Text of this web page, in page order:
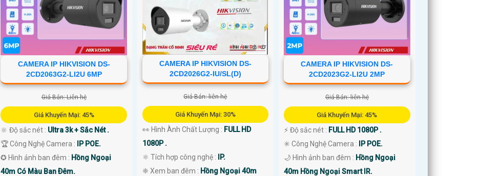
CAMERA IP HIKVISION DS-
2CD2063G2-LI2U 6MP
Giá Bán: Liên hệ
Giá Khuyến Mại: 45%
🔆 Độ sắc nét : Ultra 3k + Sắc Nét .
🏆 Công Nghệ Camera :
IP POE.
✪ Hình ảnh ban đêm : Hồng Ngoại
40m Có Màu Ban Ðêm.
CAMERA IP HIKVISION DS-
2CD2026G2-IU/SL(D)
Giá Bán: liên hệ
Giá Khuyến Mại: 30%
👀 Hình Ành Chất Lượng : FULL HD
1080P .
⚛️ Tích hợp công nghệ :
IP.
❈ Xem ban đêm : Hồng Ngoại 40m
CAMERA IP HIKVISION DS-
2CD2023G2-LI2U 2MP
Giá Bán: liên hệ
Giá Khuyến Mại: 45%
️⚡ Độ sắc nét : FULL HD 1080P .
✳️ Công Nghệ Camera :
IP POE.
🌙 Hình ảnh ban đêm : Hồng Ngoại
40m Hồng Ngoại Smart IR.